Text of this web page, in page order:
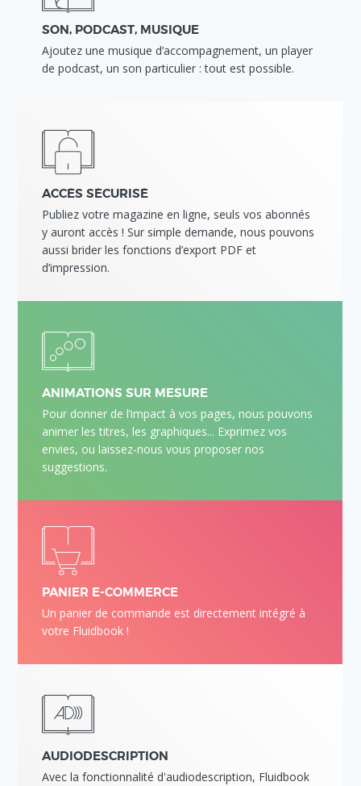
SON, PODCAST, MUSIQUE
Ajoutez une musique d’accompagnement, un player
de podcast, un son particulier : tout est possible.
ACCÈS SÉCURISÉ
Publiez votre magazine en ligne, seuls vos abonnés
y auront accès ! Sur simple demande, nous pouvons
aussi brider les fonctions d’export PDF et
d’impression.
ANIMATIONS SUR MESURE
Pour donner de l’impact à vos pages, nous pouvons
animer les titres, les graphiques... Exprimez vos
envies, ou laissez-nous vous proposer nos
suggestions.
PANIER E-COMMERCE
Un panier de commande est directement intégré à
votre Fluidbook !
AUDIODESCRIPTION
Avec la fonctionnalité d'audiodescription, Fluidbook